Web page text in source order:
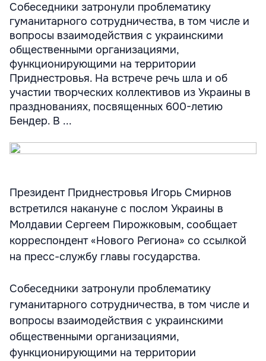
Собеседники затронули проблематику
гуманитарного сотрудничества, в том числе и
вопросы взаимодействия с украинскими
общественными организациями,
функционирующими на территории
Приднестровья. На встрече речь шла и об
участии творческих коллективов из Украины в
празднованиях, посвященных 600-летию
Бендер. В ...
Президент Приднестровья Игорь Смирнов
встретился накануне с послом Украины в
Молдавии Сергеем Пирожковым, сообщает
корреспондент «Нового Региона» со ссылкой
на пресс-службу главы государства.
Собеседники затронули проблематику
гуманитарного сотрудничества, в том числе и
вопросы взаимодействия с украинскими
общественными организациями,
функционирующими на территории